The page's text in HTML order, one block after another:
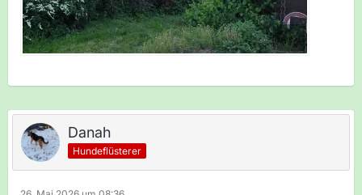
Danah
Hundeflüsterer